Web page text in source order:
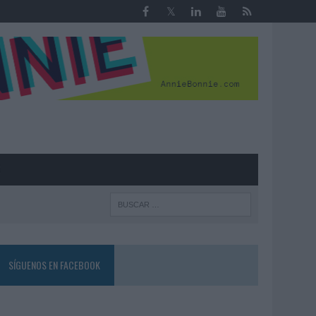
SÍGUENOS EN FACEBOOK